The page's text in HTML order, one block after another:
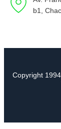
b1,
Copyright